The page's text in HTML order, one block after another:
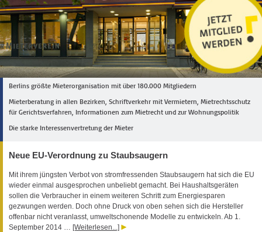
Berlins größte Mieterorganisation mit über 180.000 Mitgliedern
Mieterberatung in allen Bezirken, Schriftverkehr mit Vermietern, Mietrechtsschutz
für Gerichtsverfahren, Informationen zum Mietrecht und zur Wohnungspolitik
Die starke Interessenvertretung der Mieter
Neue EU-Verordnung zu Staubsaugern
Mit ihrem jüngsten Verbot von stromfressenden Staubsaugern hat sich die EU
wieder einmal ausgesprochen unbeliebt gemacht. Bei Haushaltsgeräten
sollen die Verbraucher in einem weiteren Schritt zum Energiesparen
gezwungen werden. Doch ohne Druck von oben sehen sich die Hersteller
offenbar nicht veranlasst, umweltschonende Modelle zu entwickeln. Ab 1.
September 2014 … [Weiterlesen...]